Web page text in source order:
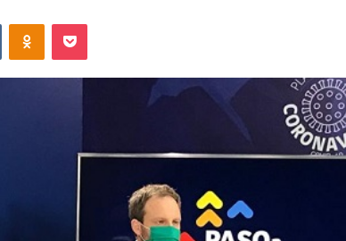
VKontakteOdnoklassniki
Pocket